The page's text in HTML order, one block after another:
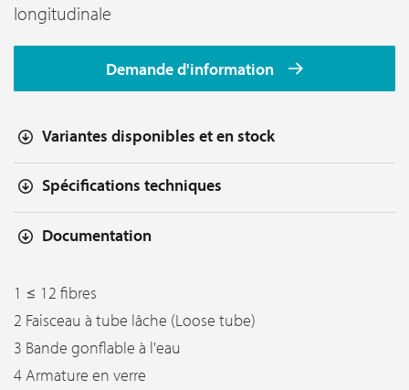
longitudinale
Demande d'information
Variantes disponibles et en stock
Spécifications techniques
Documentation
1 ≤ 12 fibres
2 Faisceau à tube lâche (Loose tube)
3 Bande gonflable à l'eau
4 Armature en verre